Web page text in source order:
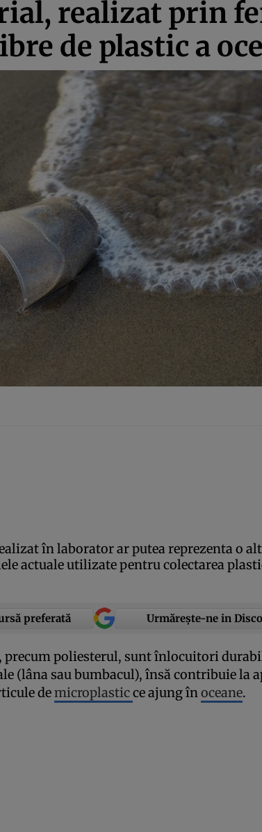
realizat prin
de plastic a
în laborator ar putea reprezenta o
actuale utilizate pentru colectarea
preferată Urmărește-ne in
precum poliesterul, sunt înlocuitori
(lâna sau bumbacul), însă contribuie la
demicroplasticce ajung înoceane.